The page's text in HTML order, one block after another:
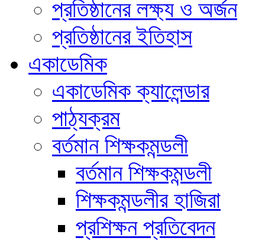
প্রতিষ্ঠানের লক্ষ্য ও অর্জন
প্রতিষ্ঠানের ইতিহাস
একাডেমিক
একাডেমিক ক্যালেন্ডার
পাঠ্যক্রম
বর্তমান শিক্ষকমন্ডলী
বর্তমান শিক্ষকমন্ডলী
শিক্ষকমন্ডলীর হাজিরা
প্রশিক্ষন প্রতিবেদন